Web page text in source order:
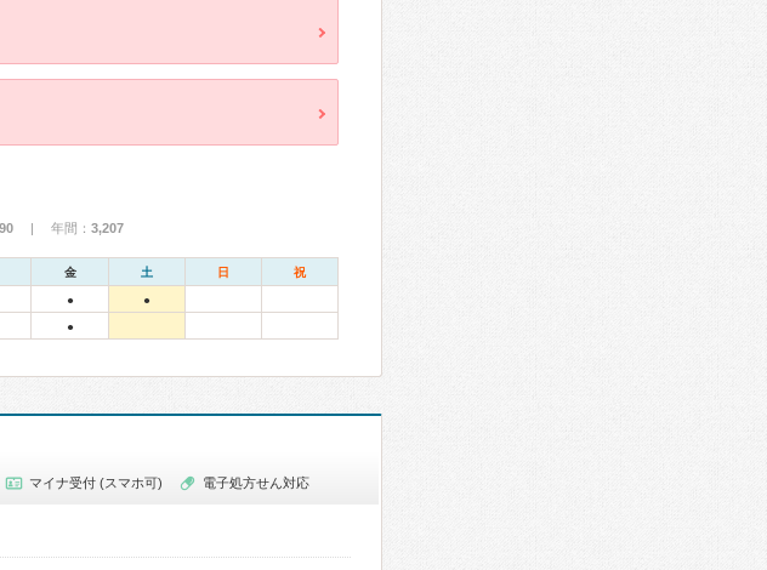
| 年間： 3,207
金 土 日 祝
● ●
●
マイナ受付 (スマホ可) 電子処方せん対応